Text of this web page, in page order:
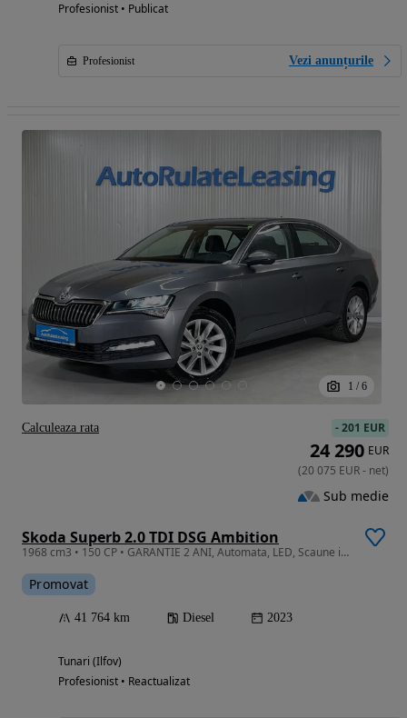
Profesionist • Publicat
Profesionist Vezi anunțurile
1 / 6
Skoda Superb 2.0 TDI DSG Ambition
1968 cm3 • 150 CP • GARANTIE 2 ANI, Automata, LED, Scaune incalzite, Pilot auto
Promovat
41 764 km Diesel 2023
Tunari (Ilfov)
Profesionist • Reactualizat
-201 EUR
24 290 EUR
(20 075 EUR- net)
Sub medie
Calculeaza rata